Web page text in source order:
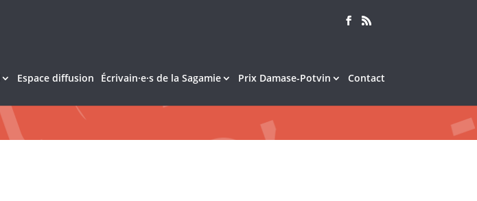
Espace diffusion Écrivain·e·s de la Sagamie Prix Damase-Potvin Contact